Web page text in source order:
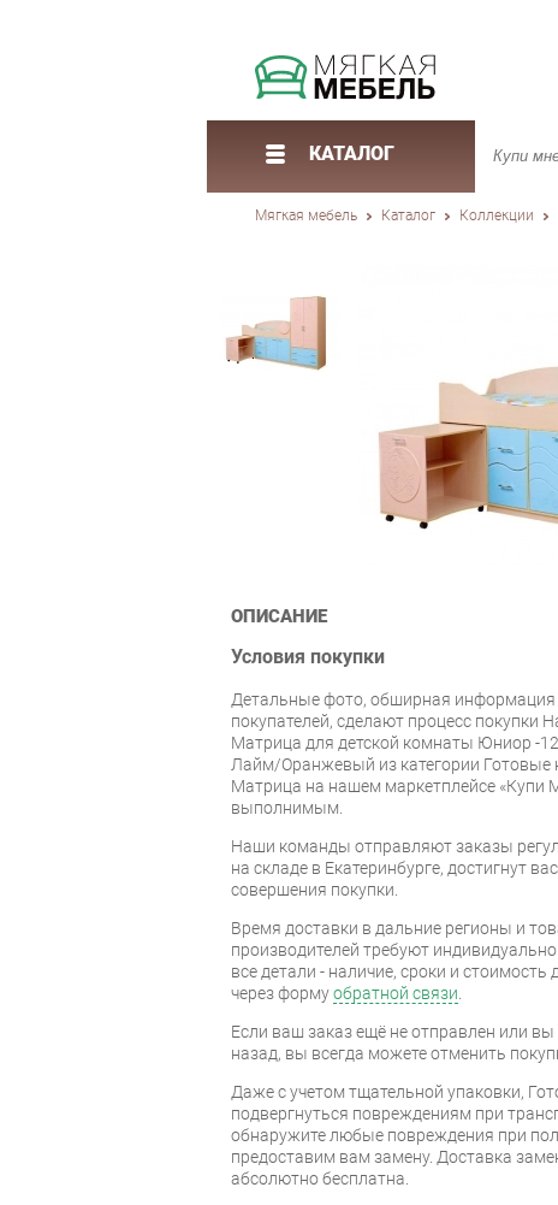
КАТАЛОГ
Мягкая мебель Каталог Коллекции
ОПИСАНИЕ
Условия покупки
Детальные фото, обширная
покупателей, сделают процесс покупки
Матрица для детской комнаты Юниор -
Лайм/Оранжевый из категории Готовые
Матрица на нашем маркетплейсе «Купи
выполнимым.
Наши команды отправляют заказы
на складе в Екатеринбурге, достигнут
совершения покупки.
Время доставки в дальние регионы и
производителей требуют
все детали - наличие, сроки и
через формуобратной связи
Если ваш заказ ещё не отправлен или вы
назад, вы всегда можете отменить
Даже с учетом тщательной упаковки,
подвергнуться повреждениям при
обнаружите любые повреждения при
предоставим вам замену. Доставка
абсолютно бесплатна.